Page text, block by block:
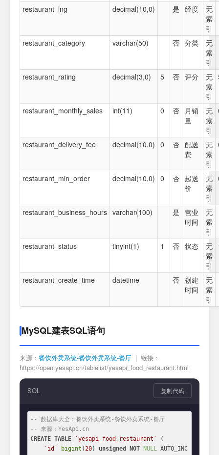
restaurant_lng
decimal(10,0) 是 经度
无
索
引
restaurant_category
varchar(50) 否 分类
无
索
引
restaurant_rating
decimal(3,0) 5 否 评分
无
索
引
restaurant_monthly_sales int(11) 0 否
月销
量
无
索
引
restaurant_delivery_fee decimal(10,0) 0 否 配送
费
无
索
引
restaurant_min_order decimal(10,0) 0 否 起送
价
无
索
引
restaurant_business_hours varchar(100) 是 营业
时间
无
索
引
restaurant_status
tinyint(1) 1 否 状态
无
索
引
restaurant_create_time datetime 否 创建
时间
无
索
引
MySQL建表SQL语句
来源： 餐饮外卖系统-餐饮外卖系统-餐厅 | 链接：
https://open.yesapi.cn/tablelist/yesapi_food_restaurant.html
SQL 复制代码
-- 数据库大全：餐饮外卖系统-餐饮外卖系统-餐厅
-- 来源：YesApi.cn
CREATE TABLE `yesapi_food_restaurant`
(
`id`
bigint (20) unsigned NOT NULL AUTO_INC